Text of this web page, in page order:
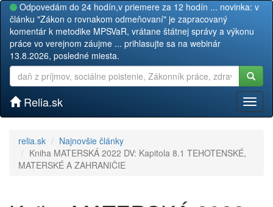
Odpovedám do 24 hodín,v priemere za 12 hodín ... novinka: v
článku "Zákon o rovnakom odmeňovaní" je zapracovaný
komentár k metodike MPSVaR, vrátane štátnej správy a výkonu
práce vo verejnom záujme ... prihlasujte sa na webinár
13.8.2026, posledné miesta.
Relia.sk
relia.sk
Najnovšie články
Kniha MATERSKÁ 2022 DV: Kapitola 8.1 TEHOTENSKÉ,
MATERSKÉ A ZAHRANIČIE